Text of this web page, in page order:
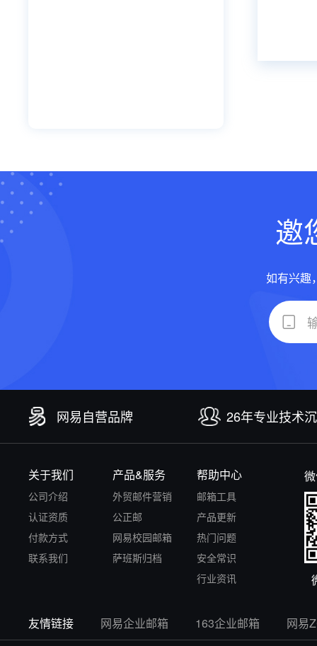
邀
如有兴趣
网易自营品牌 26年专业技术
关于我们
公司介绍
认证资质
付款方式
联系我们
产品&服务
外贸邮件营销
公正邮
网易校园邮箱
萨班斯归档
帮助中心
邮箱工具
产品更新
热门问题
安全常识
行业资讯
友情链接 网易企业邮箱 163企业邮箱 网易